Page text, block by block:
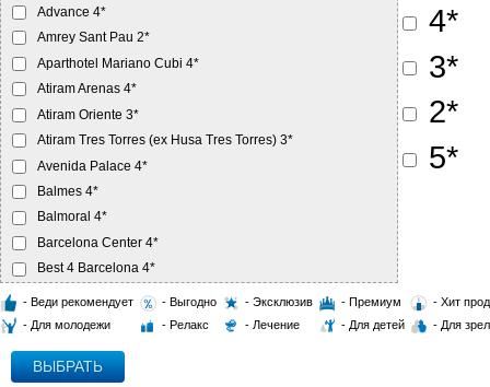
Advance 4*
Amrey Sant Pau 2*
Aparthotel Mariano Cubi 4*
Atiram Arenas 4*
Atiram Oriente 3*
Atiram Tres Torres (ex Husa Tres Torres) 3*
Avenida Palace 4*
Balmes 4*
Balmoral 4*
Barcelona Center 4*
Best 4 Barcelona 4*
Best AutoHogar 3*
Casa Fuster Monumento 5*
4*
3*
2*
5*
- Веди рекомендует - Выгодно - Эксклюзив - Премиум
- Хит
- Для молодежи
- Релакс - Лечение - Для детей - Для
ВЫБРАТЬ